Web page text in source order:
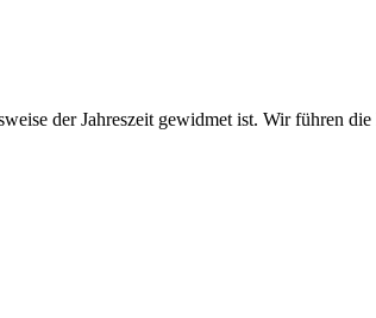
der Jahreszeit gewidmet ist. Wir führen